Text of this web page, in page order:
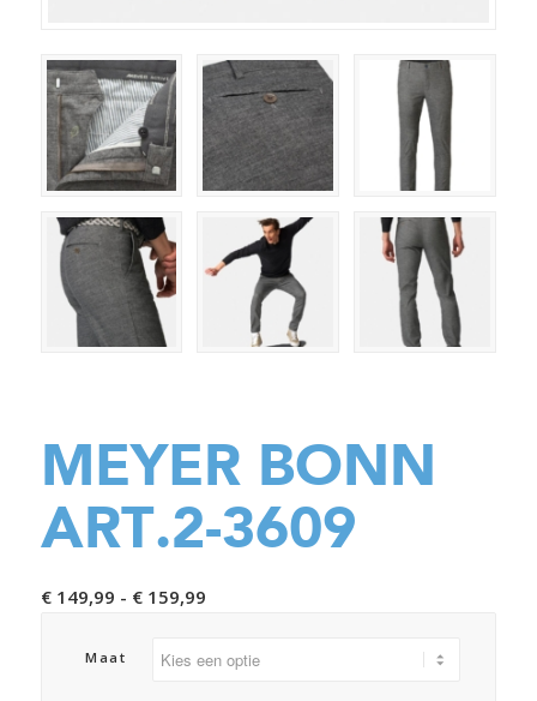
MEYER BONN
ART.2-3609
€149,99 - €159,99Prijsklasse:
tot
Maat